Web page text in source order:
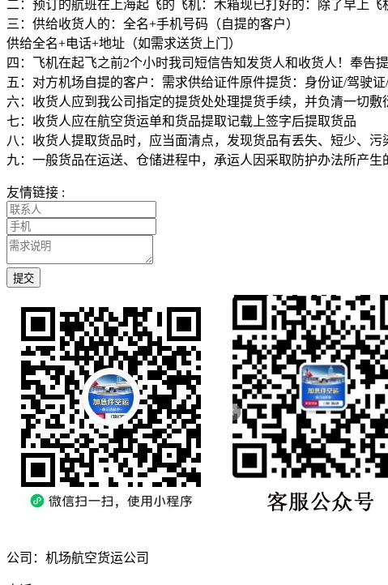
二：预订的航班在上海起飞的飞机：木箱现已打好的：除了早上
三：供给收货人的：全名+手机号码（自提的客户）
供给全名+电话+地址（如需求送货上门）
四：飞机在起飞之前2个小时我司短信告知发货人和收货人！奉告
五：对方机场自提的客户：需求供给证件原件提货：身份证/驾驶
六：收货人应到我公司指定的提货处处理提货手续，并负清一切敷
七：收货人应在航空货运单和货品提取记载上签字后提取货品
八：收货人提取货品时，应当面清点，发现货品有丢失、短少、
九：一般货品在运送、仓储进程中，承运人因采取防护办法所产生
友情链接 :
提交
公司：机场航空货运公司